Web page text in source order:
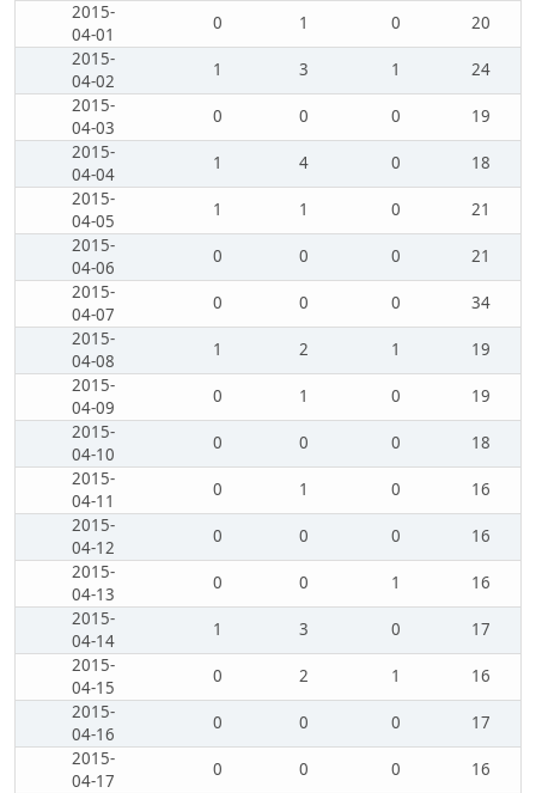
2015-
04-01
0 1 0
20
2015-
04-02
1 3 1
24
2015-
04-03
0 0 0
19
2015-
04-04
1 4 0
18
2015-
04-05
1 1 0
21
2015-
04-06
0 0 0
21
2015-
04-07
0 0 0
34
2015-
04-08
1 2 1
19
2015-
04-09
0 1 0
19
2015-
04-10
0 0 0
18
2015-
04-11
0 1 0
16
2015-
04-12
0 0 0
16
2015-
04-13
0 0 1
16
2015-
04-14
1 3 0
17
2015-
04-15
0 2 1
16
2015-
04-16
0 0 0
17
2015-
04-17
0 0 0
16